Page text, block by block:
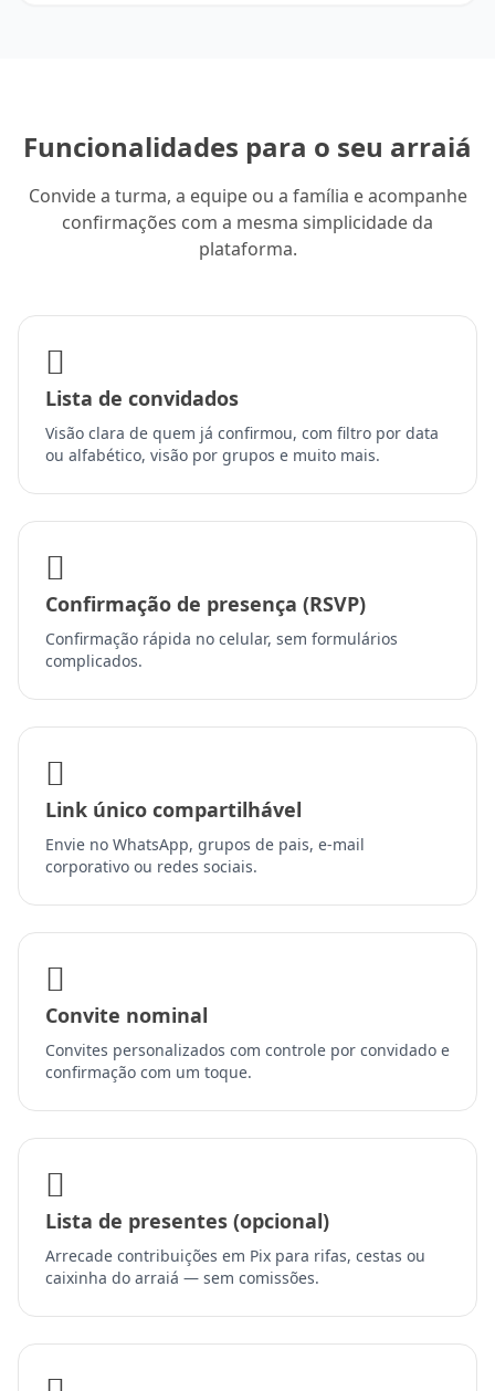
Funcionalidades para o seu arraiá
Convide a turma, a equipe ou a família e acompanhe
confirmações com a mesma simplicidade da
plataforma.
Lista de convidados
Visão clara de quem já confirmou, com filtro por data
ou alfabético, visão por grupos e muito mais.
Confirmação de presença (RSVP)
Confirmação rápida no celular, sem formulários
complicados.
Link único compartilhável
Envie no WhatsApp, grupos de pais, e-mail
corporativo ou redes sociais.
Convite nominal
Convites personalizados com controle por convidado e
confirmação com um toque.
Lista de presentes (opcional)
Arrecade contribuições em Pix para rifas, cestas ou
caixinha do arraiá — sem comissões.